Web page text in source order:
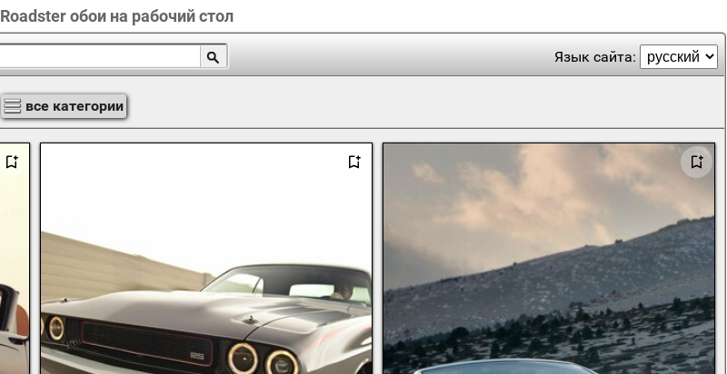
Roadster обои на рабочий стол
Язык сайта:
все категории